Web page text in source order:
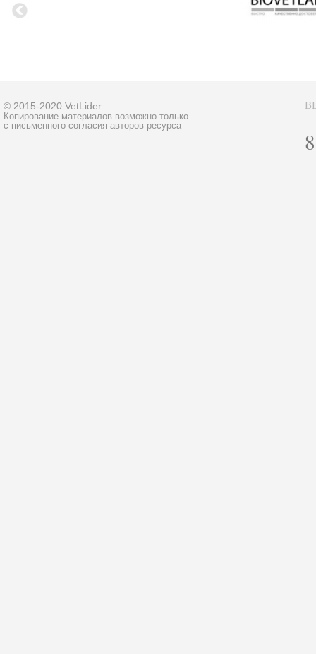
© 2015-2020 VetLider
Копирование материалов возможно только
с письменного согласия авторов ресурса